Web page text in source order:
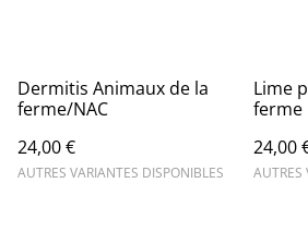
Dermitis Animaux de la
ferme/NAC
24,00 €
AUTRES VARIANTES DISPONIBLES
Lime
ferme
24,00
AUTRES